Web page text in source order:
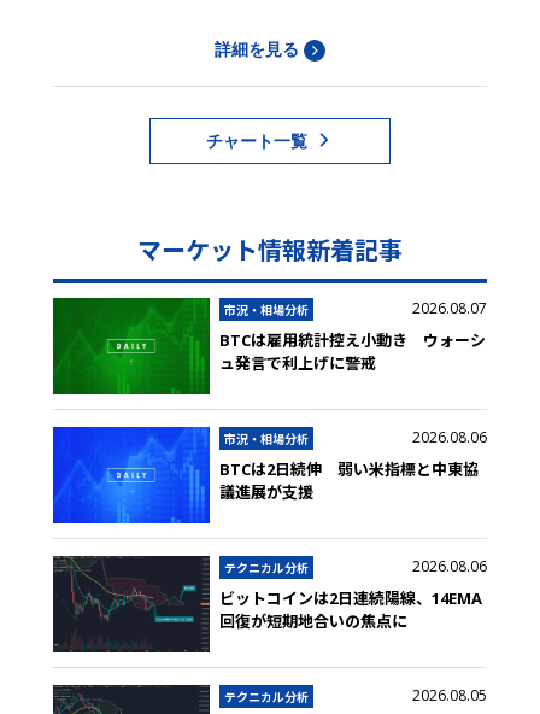
詳細を見る
チャート一覧
マーケット情報新着記事
市況・相場分析 2026.08.07
BTCは雇用統計控え小動き ウォーシ
ュ発言で利上げに警戒
市況・相場分析 2026.08.06
BTCは2日続伸 弱い米指標と中東協
議進展が支援
テクニカル分析 2026.08.06
ビットコインは2日連続陽線、14EMA
回復が短期地合いの焦点に
テクニカル分析 2026.08.05